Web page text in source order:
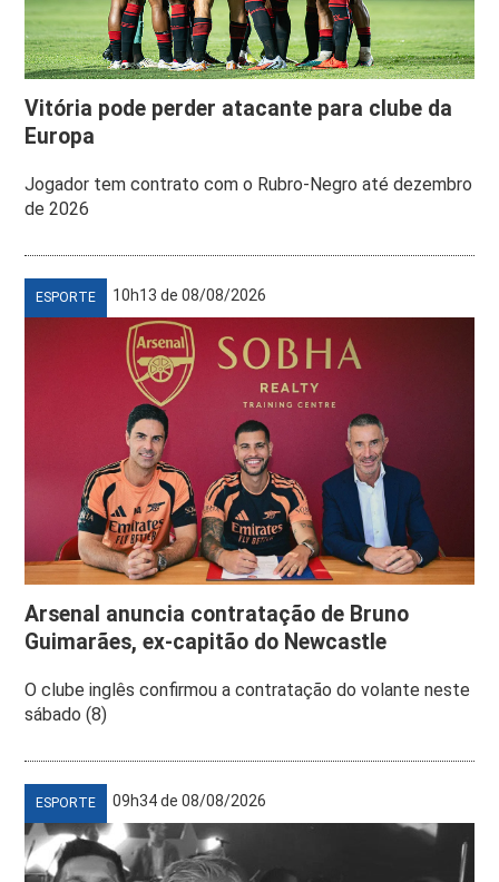
Vitória pode perder atacante para clube da
Europa
Jogador tem contrato com o Rubro-Negro até dezembro
de 2026
ESPORTE 10h13 de 08/08/2026
Arsenal anuncia contratação de Bruno
Guimarães, ex-capitão do Newcastle
O clube inglês confirmou a contratação do volante neste
sábado (8)
ESPORTE 09h34 de 08/08/2026